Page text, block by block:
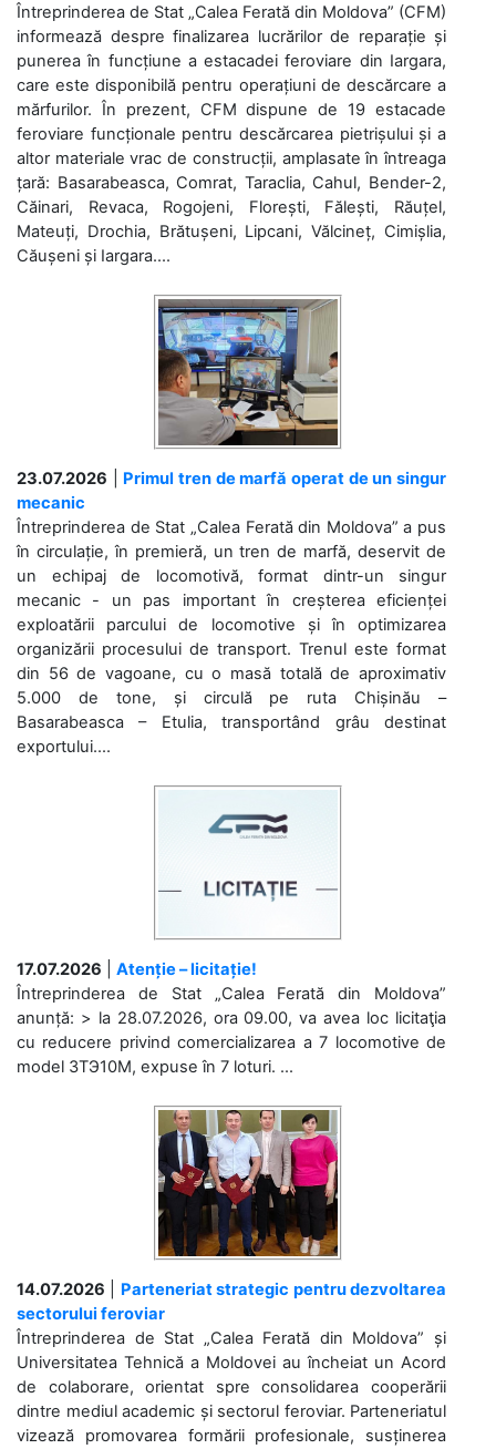
Întreprinderea de Stat „Calea Ferată din Moldova” (CFM)
informează despre finalizarea lucrărilor de reparație și
punerea în funcțiune a estacadei feroviare din Iargara,
care este disponibilă pentru operațiuni de descărcare a
mărfurilor. În prezent, CFM dispune de 19 estacade
feroviare funcționale pentru descărcarea pietrișului și a
altor materiale vrac de construcții, amplasate în întreaga
țară: Basarabeasca, Comrat, Taraclia, Cahul, Bender-2,
Căinari, Revaca, Rogojeni, Florești, Fălești, Răuțel,
Mateuți, Drochia, Brătușeni, Lipcani, Vălcineț, Cimișlia,
Căușeni și Iargara....
23.07.2026
Primul tren de marfă operat de un singur
mecanic
Întreprinderea de Stat „Calea Ferată din Moldova” a pus
în circulație, în premieră, un tren de marfă, deservit de
un echipaj de locomotivă, format dintr-un singur
mecanic - un pas important în creșterea eficienței
exploatării parcului de locomotive și în optimizarea
organizării procesului de transport. Trenul este format
din 56 de vagoane, cu o masă totală de aproximativ
5.000 de tone, și circulă pe ruta Chișinău –
Basarabeasca – Etulia, transportând grâu destinat
exportului....
17.07.2026
Atenție – licitație!
Întreprinderea de Stat „Calea Ferată din Moldova”
anunță: > la 28.07.2026, ora 09.00, va avea loc licitaţia
cu reducere privind comercializarea a 7 locomotive de
model 3ТЭ10М, expuse în 7 loturi. ...
14.07.2026
Parteneriat strategic pentru dezvoltarea
sectorului feroviar
Întreprinderea de Stat „Calea Ferată din Moldova” și
Universitatea Tehnică a Moldovei au încheiat un Acord
de colaborare, orientat spre consolidarea cooperării
dintre mediul academic și sectorul feroviar. Parteneriatul
vizează promovarea formării profesionale, susținerea